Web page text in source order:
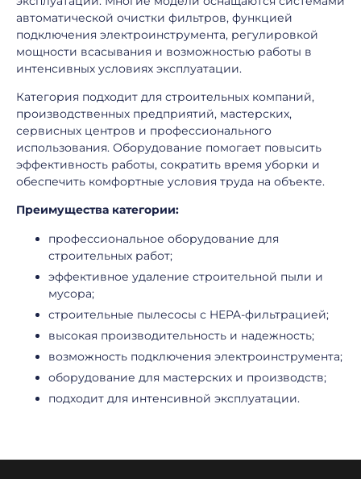
автоматической очистки фильтров, функцией
подключения электроинструмента, регулировкой
мощности всасывания и возможностью работы в
интенсивных условиях эксплуатации.
Категория подходит для строительных компаний,
производственных предприятий, мастерских,
сервисных центров и профессионального
использования. Оборудование помогает повысить
эффективность работы, сократить время уборки и
обеспечить комфортные условия труда на объекте.
Преимущества категории:
профессиональное оборудование для
строительных работ;
эффективное удаление строительной пыли и
мусора;
строительные пылесосы с HEPA-фильтрацией;
высокая производительность и надежность;
возможность подключения электроинструмента;
оборудование для мастерских и производств;
подходит для интенсивной эксплуатации.